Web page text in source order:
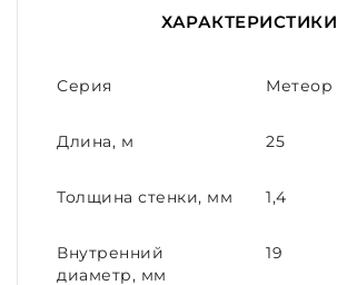
ХАРАКТЕРИСТИКИ
Серия Метеор
Длина, м 25
Толщина стенки, мм 1,4
Внутренний
диаметр, мм
19